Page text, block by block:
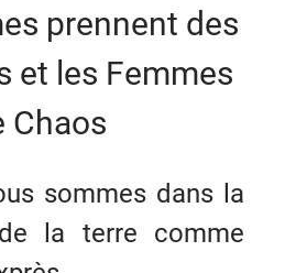
prennent des
et les Femmes
Chaos
sommes dans la
la terre comme